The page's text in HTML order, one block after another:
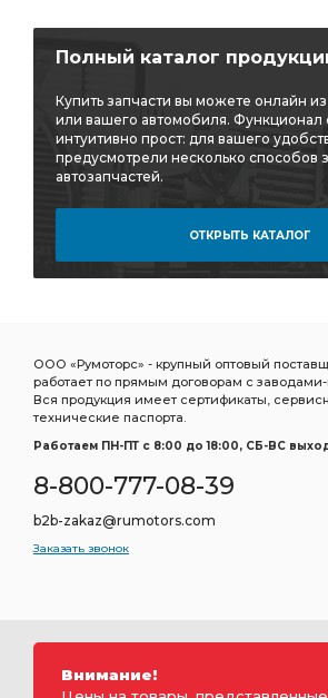
Полный каталог
Купить запчасти вы можете онлайн
или вашего автомобиля. Функционал
интуитивно прост: для вашего
предусмотрели несколько способов
автозапчастей.
ОТКРЫТЬ КАТАЛОГ
ООО «Румоторс» - крупный оптовый
работает по прямым договорам с
Вся продукция имеет сертификаты,
технические паспорта.
Работаем ПН-ПТ c 8:00 до 18:00, СБ-ВС
8-800-777-08-39
b2b-zakaz@rumotors.com
Заказать звонок
Внимание!